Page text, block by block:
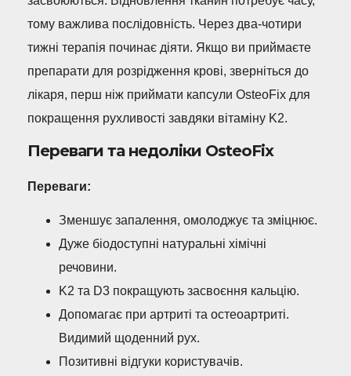
тому важлива послідовність. Через два-чотири
тижні терапія починає діяти. Якщо ви приймаєте
препарати для розрідження крові, зверніться до
лікаря, перш ніж приймати капсули OsteoFix для
покращення рухливості завдяки вітаміну K2.
Переваги та недоліки OsteoFix
Переваги:
Зменшує запалення, омолоджує та зміцнює.
Дуже біодоступні натуральні хімічні
речовини.
K2 та D3 покращують засвоєння кальцію.
Допомагає при артриті та остеоартриті.
Видимий щоденний рух.
Позитивні відгуки користувачів.